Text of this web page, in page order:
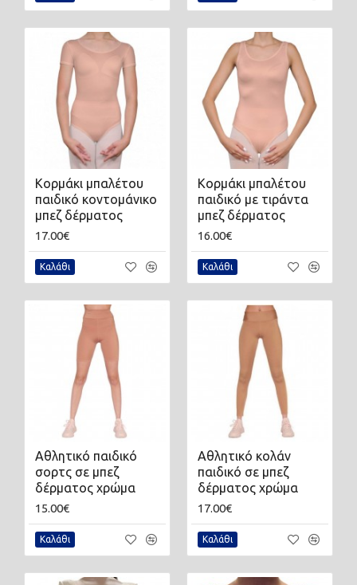
Κορμάκι μπαλέτου
παιδικό κοντομάνικο
μπεζ δέρματος
17.00€
Καλάθι
Κορμάκι μπαλέτου
παιδικό με τιράντα
μπεζ δέρματος
16.00€
Καλάθι
Αθλητικό παιδικό
σορτς σε μπεζ
δέρματος χρώμα
15.00€
Καλάθι
Αθλητικό κολάν
παιδικό σε μπεζ
δέρματος χρώμα
17.00€
Καλάθι